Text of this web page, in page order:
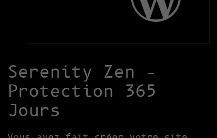
Serenity Zen –
Protection 365
Jours